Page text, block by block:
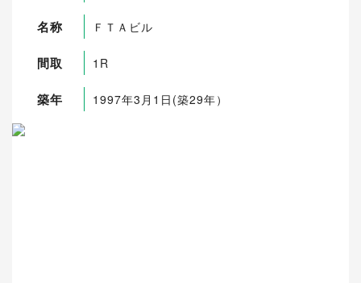
名称 ＦＴＡビル
間取 1R
築年 1997年3月1日(築29年）